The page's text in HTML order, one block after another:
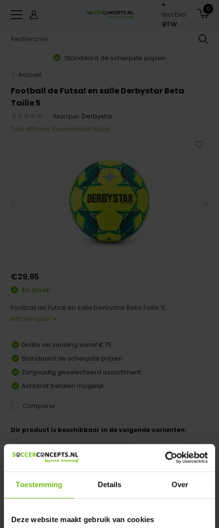
Toestemming Details Over
Deze website maakt gebruik van cookies
Incl.Excl.
BTW
0
Standaard de scherpste prijzen
Accueil
Football de Futsal en salle Derbystar Beta
Taille 5
Marque: Derbystar
Tout afficher Zaalvoetbal Futsal
€29,95
En stock:
Football de Futsal en salle Derbystar Beta Taille 5...
Afficher plus
Gratis verzending vanaf €75
Standaard de scherpste prijzen
Zorgvuldig geselecteerd assortiment
Achteraf betalen mogelijk
Comparer
Dir product is beschikbaar in de volgende varianten:
Heeft u een vraag over dit product ?
Verstuur email
Description du produit